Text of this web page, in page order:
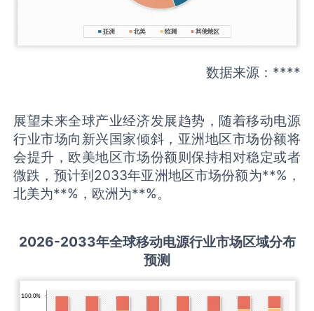
数据来源：****
展望未来全球产业经济发展趋势，随着移动电源
行业市场向新兴国家倾斜，亚洲地区市场份额将
会提升，欧美地区市场份额则保持相对稳定或者
微跌，预计到2033年亚洲地区市场份额为**%，
北美为**%，欧洲为**%。
2026-2033年全球移动电源行业市场区域分布
预测